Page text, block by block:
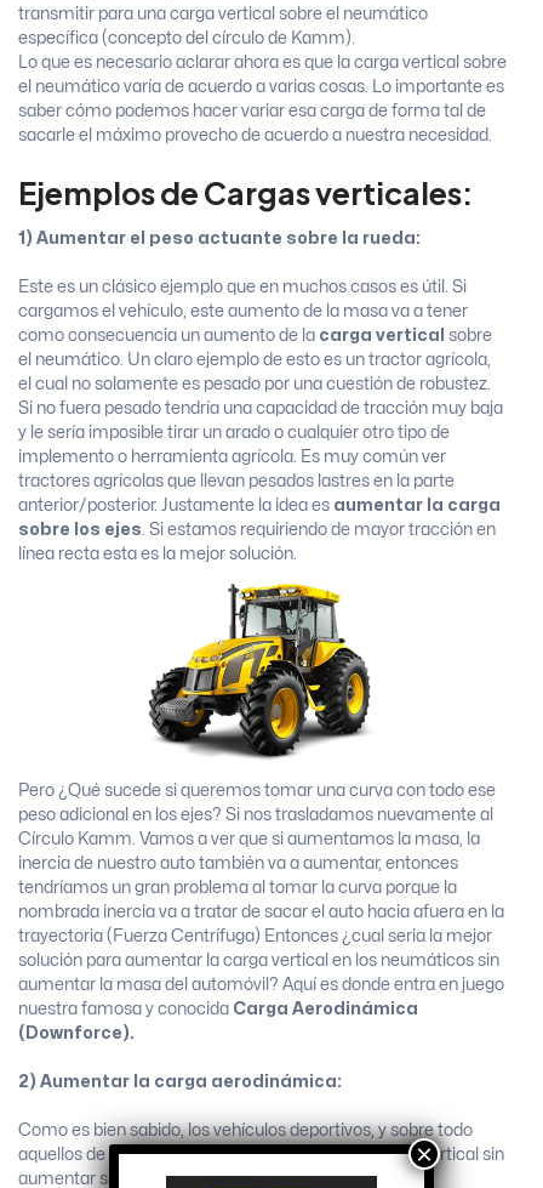
transmitir para una carga vertical sobre el neumático
específica (concepto del círculo de Kamm).
Lo que es necesario aclarar ahora es que la carga vertical sobre
el neumático varía de acuerdo a varias cosas. Lo importante es
saber cómo podemos hacer variar esa carga de forma tal de
sacarle el máximo provecho de acuerdo a nuestra necesidad.
Ejemplos de Cargas verticales:
1) Aumentar el peso actuante sobre la rueda:
Este es un clásico ejemplo que en muchos casos es útil. Si
cargamos el vehículo, este aumento de la masa va a tener
como consecuencia un aumento de la carga vertical
sobre
el neumático. Un claro ejemplo de esto es un tractor agrícola,
el cual no solamente es pesado por una cuestión de robustez.
Si no fuera pesado tendría una capacidad de tracción muy baja
y le sería imposible tirar un arado o cualquier otro tipo de
implemento o herramienta agrícola. Es muy común ver
tractores agrícolas que llevan pesados lastres en la parte
anterior/posterior. Justamente la idea es aumentar la carga
sobre los ejes . Si estamos requiriendo de mayor tracción en
línea recta esta es la mejor solución.
Pero ¿Qué sucede si queremos tomar una curva con todo ese
peso adicional en los ejes? Si nos trasladamos nuevamente al
Círculo Kamm. Vamos a ver que si aumentamos la masa, la
inercia de nuestro auto también va a aumentar, entonces
tendríamos un gran problema al tomar la curva porque la
nombrada inercia va a tratar de sacar el auto hacia afuera en la
trayectoria (Fuerza Centrífuga) Entonces ¿cual seria la mejor
solución para aumentar la carga vertical en los neumáticos sin
aumentar la masa del automóvil? Aquí es donde entra en juego
nuestra famosa y conocida Carga Aerodinámica
(Downforce).
2) Aumentar la carga aerodinámica:
Como es bien sabido, los vehículos deportivos, y sobre todo
aquellos de competición, buscan aumentar la carga vertical sin
aumentar su peso (la masa del vehículo).
×